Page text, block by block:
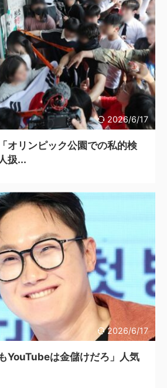
2026/6/17
オリンピック公園での私的検
扱...
2026/6/17
YouTubeは金儲けだろ」人気